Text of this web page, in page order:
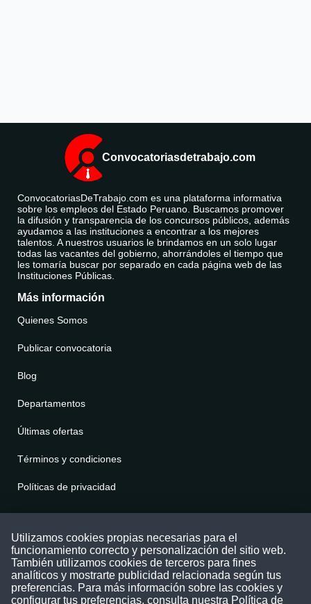
Convocatoriasdetrabajo.com
ConvocatoriasDeTrabajo.com es una plataforma informativa
sobre los empleos del Estado Peruano. Buscamos promover
la difusión y transparencia de los concursos públicos, además
ayudamos a las instituciones a encontrar a los mejores
talentos. A nuestros usuarios le brindamos en un solo lugar
todas las vacantes del gobierno, ahorrándoles el tiempo que
les tomaría buscar por separado en cada página web de las
Instituciones Públicas.
Más información
Quienes Somos
Publicar convocatoria
Blog
Departamentos
Últimas ofertas
Términos y condiciones
Políticas de privacidad
Puede comunicarse con nosotros a través
nuestras redes sociales o del correo:
contacto@convocatoriasdetrabajo.com
Siguenos en:
Utilizamos cookies propias necesarias para el
funcionamiento correcto y personalización del sitio web.
También utilizamos cookies de terceros para fines
analíticos y mostrarte publicidad relacionada según tus
preferencias. Para más información sobre las cookies y
configurar tus preferencias, consulta nuestra Política de